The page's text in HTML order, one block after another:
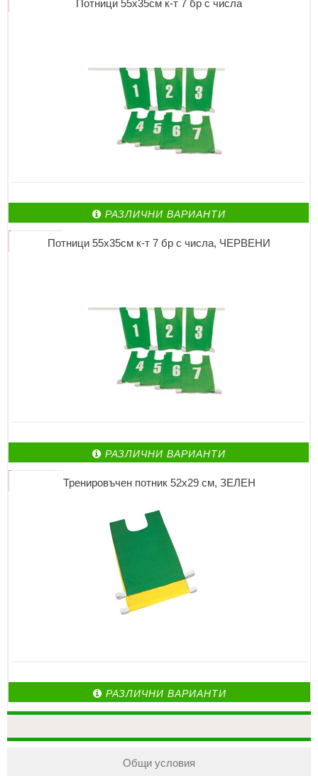
Потници 55х35см к-т 7 бр с числа
РАЗЛИЧНИ ВАРИАНТИ
Потници 55х35см к-т 7 бр с числа, ЧЕРВЕНИ
РАЗЛИЧНИ ВАРИАНТИ
Тренировъчен потник 52х29 см, ЗЕЛЕН
РАЗЛИЧНИ ВАРИАНТИ
Общи условия